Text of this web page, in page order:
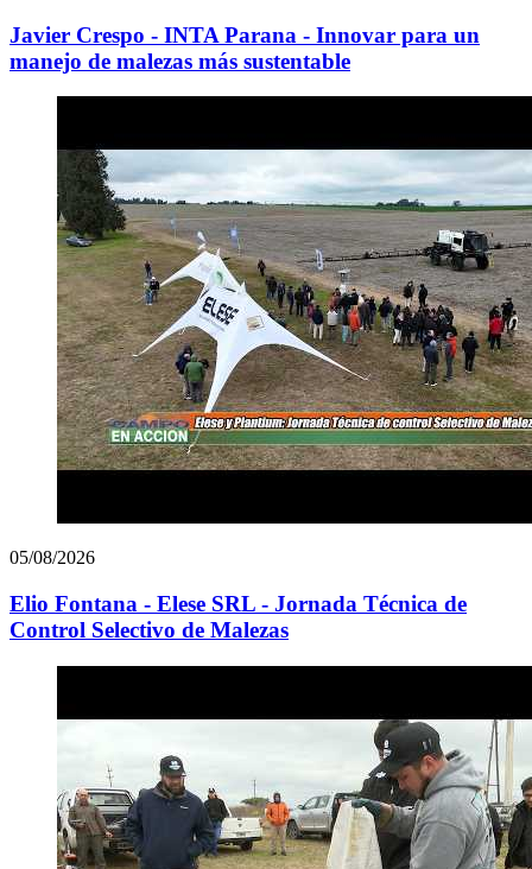
Javier Crespo - INTA Parana - Innovar para un
manejo de malezas más sustentable
05/08/2026
Elio Fontana - Elese SRL - Jornada Técnica de
Control Selectivo de Malezas